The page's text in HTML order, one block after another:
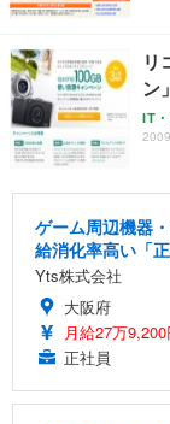
リ
ン
IT
ゲーム周辺機器
給消化率高い「
Yts株式会社
大阪府
月給27万
正社員